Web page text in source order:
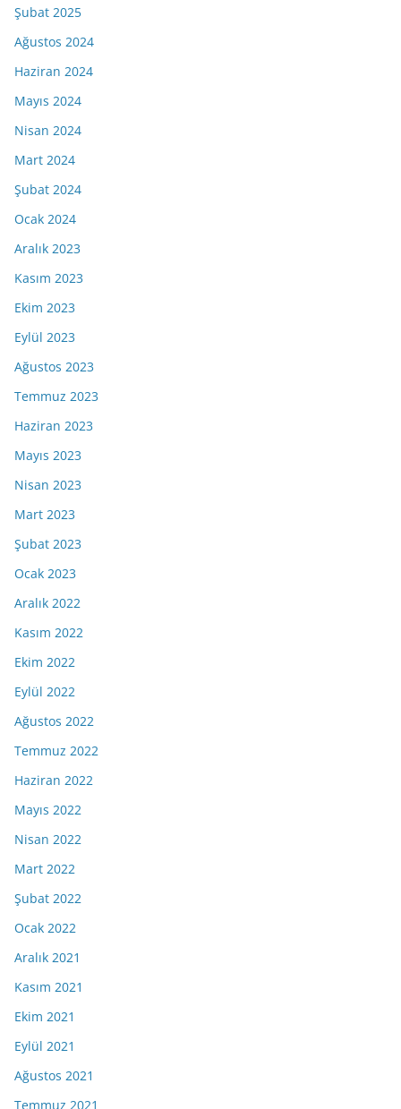
Şubat 2025
Ağustos 2024
Haziran 2024
Mayıs 2024
Nisan 2024
Mart 2024
Şubat 2024
Ocak 2024
Aralık 2023
Kasım 2023
Ekim 2023
Eylül 2023
Ağustos 2023
Temmuz 2023
Haziran 2023
Mayıs 2023
Nisan 2023
Mart 2023
Şubat 2023
Ocak 2023
Aralık 2022
Kasım 2022
Ekim 2022
Eylül 2022
Ağustos 2022
Temmuz 2022
Haziran 2022
Mayıs 2022
Nisan 2022
Mart 2022
Şubat 2022
Ocak 2022
Aralık 2021
Kasım 2021
Ekim 2021
Eylül 2021
Ağustos 2021
Temmuz 2021